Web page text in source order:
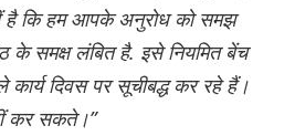
है कि हम आपके अनुरोध को समझ
के समक्ष लंबित है. इसे नियमित बेंच
दिवस पर सूचीबद्ध कर रहे हैं।
कर सकते।”